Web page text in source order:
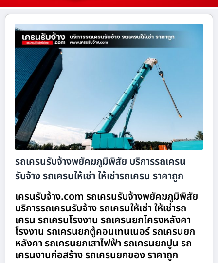
รถเครนรับจ้างพยัคฆภูมิพิสัย บริการรถเครน
รับจ้าง รถเครนให้เช่า ให้เช่ารถเครน ราคาถูก
เครนรับจ้าง.com รถเครนรับจ้างพยัคฆภูมิพิสัย
บริการรถเครนรับจ้าง รถเครนให้เช่า ให้เช่ารถ
เครน รถเครนโรงงาน รถเครนยกโครงหลังคา
โรงงาน รถเครนยกตู้คอนเทนเนอร์ รถเครนยก
หลังคา รถเครนยกเสาไฟฟ้า รถเครนยกปูน รถ
เครนงานก่อสร้าง รถเครนยกของ ราคาถูก